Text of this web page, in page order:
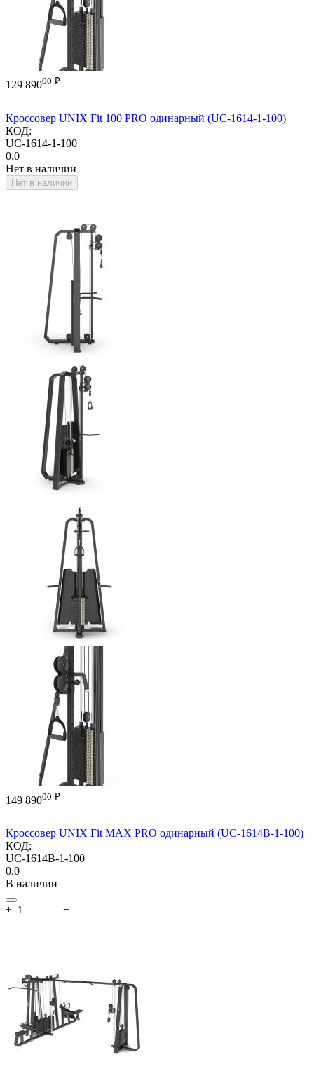
129 89000 ₽
Кроссовер UNIX Fit 100 PRO одинарный (UC-1614-1-100)
КОД:
UC-1614-1-100
0.0
Нет в наличии
Нет в наличии
149 89000 ₽
Кроссовер UNIX Fit MAX PRO одинарный (UC-1614В-1-100)
КОД:
UC-1614В-1-100
0.0
В наличии
+ −